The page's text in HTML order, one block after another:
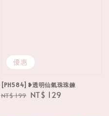
優惠
[PH584]❥透明仙氣珠珠鍊
Regular
NT$ 199 Sale
NT$ 129